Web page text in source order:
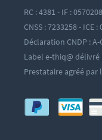
RC : 4381 - IF :
CNSS : 7233258 - ICE
Déclaration CNDP :
Label e-thiq@ délivré
Prestataire agréé par